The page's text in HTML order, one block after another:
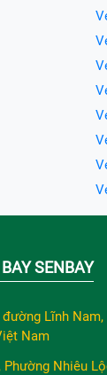
SENBAY
Lĩnh Nam,
Nam
Phường Nhiêu